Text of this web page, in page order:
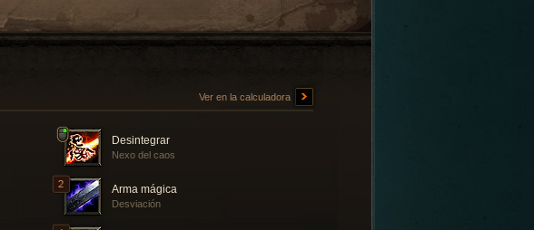
Ver en la calculadora
Desintegrar
Nexo del caos
Arma mágica
Desviación